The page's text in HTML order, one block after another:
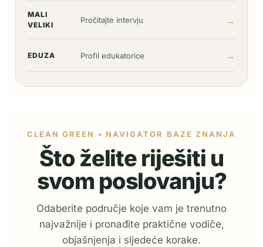
MALI
VELIKI
Pročitajte intervju →
EDUZA Profil edukatorice →
CLEAN GREEN • NAVIGATOR BAZE ZNANJA
Što želite riješiti u
svom poslovanju?
Odaberite područje koje vam je trenutno
najvažnije i pronađite praktične vodiče,
objašnjenja i sljedeće korake.